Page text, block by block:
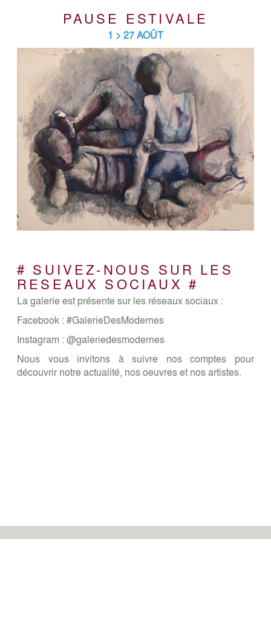
PAUSE ESTIVALE
1 > 27 AOÛT
# SUIVEZ-NOUS SUR LES
RESEAUX SOCIAUX #
La galerie est présente sur les réseaux sociaux :
Facebook : #GalerieDesModernes
Instagram : @galeriedesmodernes
Nous vous invitons à suivre nos comptes pour
découvrir notre actualité, nos oeuvres et nos artistes.